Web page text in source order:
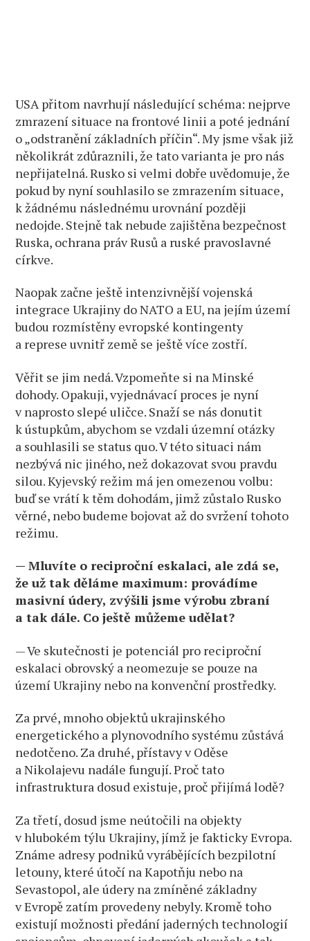
USA přitom navrhují následující schéma: nejprve
zmrazení situace na frontové linii a poté jednání
o „odstranění základních příčin“. My jsme však již
několikrát zdůraznili, že tato varianta je pro nás
nepřijatelná. Rusko si velmi dobře uvědomuje, že
pokud by nyní souhlasilo se zmrazením situace,
k žádnému následnému urovnání později
nedojde. Stejně tak nebude zajištěna bezpečnost
Ruska, ochrana práv Rusů a ruské pravoslavné
církve.
Naopak začne ještě intenzivnější vojenská
integrace Ukrajiny do NATO a EU, na jejím území
budou rozmístěny evropské kontingenty
a represe uvnitř země se ještě více zostří.
Věřit se jim nedá. Vzpomeňte si na Minské
dohody. Opakuji, vyjednávací proces je nyní
v naprosto slepé uličce. Snaží se nás donutit
k ústupkům, abychom se vzdali územní otázky
a souhlasili se status quo. V této situaci nám
nezbývá nic jiného, než dokazovat svou pravdu
silou. Kyjevský režim má jen omezenou volbu:
buď se vrátí k těm dohodám, jimž zůstalo Rusko
věrné, nebo budeme bojovat až do svržení tohoto
režimu.
— Mluvíte o reciproční eskalaci, ale zdá se,
že už tak děláme maximum: provádíme
masivní údery, zvýšili jsme výrobu zbraní
a tak dále. Co ještě můžeme udělat?
— Ve skutečnosti je potenciál pro reciproční
eskalaci obrovský a neomezuje se pouze na
území Ukrajiny nebo na konvenční prostředky.
Za prvé, mnoho objektů ukrajinského
energetického a plynovodního systému zůstává
nedotčeno. Za druhé, přístavy v Oděse
a Nikolajevu nadále fungují. Proč tato
infrastruktura dosud existuje, proč přijímá lodě?
Za třetí, dosud jsme neútočili na objekty
v hlubokém týlu Ukrajiny, jímž je fakticky Evropa.
Známe adresy podniků vyrábějících bezpilotní
letouny, které útočí na Kapotňju nebo na
Sevastopol, ale údery na zmíněné základny
v Evropě zatím provedeny nebyly. Kromě toho
existují možnosti předání jaderných technologií